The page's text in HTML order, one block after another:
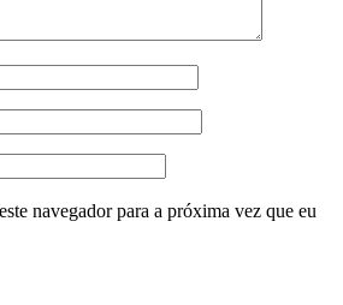
navegador para a próxima vez que eu